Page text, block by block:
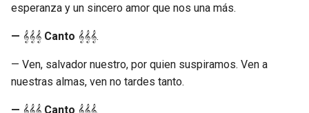
esperanza y un sincero amor que nos una más.
— 𝄞𝄞𝄞 Canto 𝄞𝄞𝄞.
— Ven, salvador nuestro, por quien suspiramos. Ven a
nuestras almas, ven no tardes tanto.
— 𝄞𝄞𝄞 Canto 𝄞𝄞𝄞.